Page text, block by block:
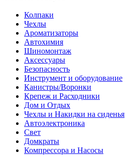
Колпаки
Чехлы
Ароматизаторы
Автохимия
Шиномонтаж
Аксессуары
Безопасность
Инструмент и оборудование
Канистры/Воронки
Крепеж и Расходники
Дом и Отдых
Чехлы и Накидки на сиденья
Автоэлектроника
Свет
Домкраты
Компрессора и Насосы